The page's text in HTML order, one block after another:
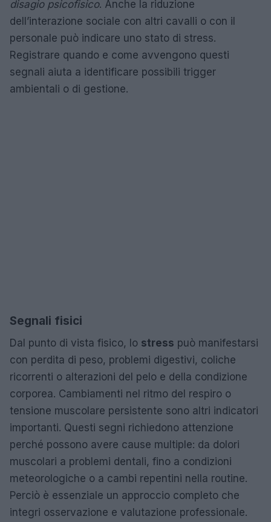
disagio psicofisico. Anche la riduzione
dell’interazione sociale con altri cavalli o con il
personale può indicare uno stato di stress.
Registrare quando e come avvengono questi
segnali aiuta a identificare possibili trigger
ambientali o di gestione.
Segnali fisici
Dal punto di vista fisico, lo stress può manifestarsi
con perdita di peso, problemi digestivi, coliche
ricorrenti o alterazioni del pelo e della condizione
corporea. Cambiamenti nel ritmo del respiro o
tensione muscolare persistente sono altri indicatori
importanti. Questi segni richiedono attenzione
perché possono avere cause multiple: da dolori
muscolari a problemi dentali, fino a condizioni
meteorologiche o a cambi repentini nella routine.
Perciò è essenziale un approccio completo che
integri osservazione e valutazione professionale.